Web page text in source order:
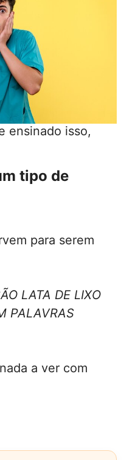
ensinado isso,
tipo de
para serem
LATA DE LIXO
PALAVRAS
a ver com